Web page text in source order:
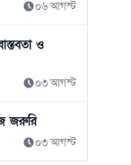
করেছেন ডা.
বিতর্ক
০৬ আগস্ট
ও
০৩ আগস্ট
জরুরি
০৩ আগস্ট